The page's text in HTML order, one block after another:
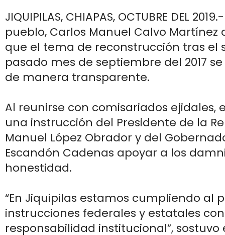
JIQUIPILAS, CHIAPAS, OCTUBRE DEL
pueblo, Carlos Manuel Calvo Martínez
que el tema de reconstrucción tras el
pasado mes de septiembre del 2017
de manera transparente.
Al reunirse con comisariados ejidales,
una instrucción del Presidente de la
Manuel López Obrador y del
Escandón Cadenas apoyar a los
honestidad.
“En Jiquipilas estamos cumpliendo al
instrucciones federales y estatales
responsabilidad institucional”, sostuvo